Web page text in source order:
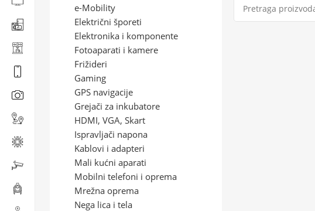
e-Mobility
Električni šporeti
Elektronika i komponente
Fotoaparati i kamere
Frižideri
Gaming
GPS navigacije
Grejači za inkubatore
HDMI, VGA, Skart
Ispravljači napona
Kablovi i adapteri
Mali kućni aparati
Mobilni telefoni i oprema
Mrežna oprema
Nega lica i tela